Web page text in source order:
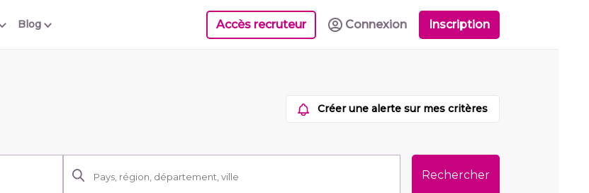
Blog Accès recruteur Connexion Inscription
Créer une alerte sur mes critères
Rechercher